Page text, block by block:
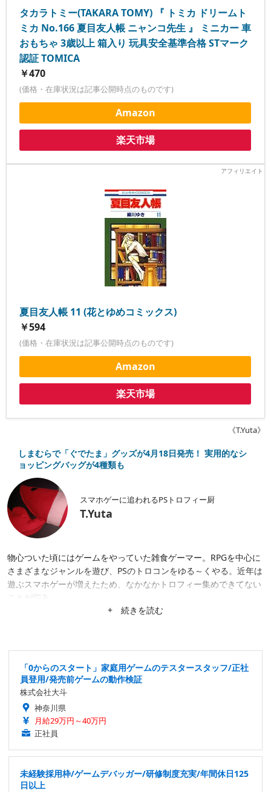
タカラトミー(TAKARA TOMY) 『 トミカ ドリームト
ミカ No.166 夏目友人帳 ニャンコ先生 』 ミニカー 車
おもちゃ 3歳以上 箱入り 玩具安全基準合格 STマーク
認証 TOMICA
￥470
(価格・在庫状況は記事公開時点のものです)
Amazon
楽天市場
夏目友人帳 11 (花とゆめコミックス)
￥594
(価格・在庫状況は記事公開時点のものです)
Amazon
楽天市場
《T.Yuta》
しまむらで「ぐでたま」グッズが4月18日発売！ 実用的なシ
ョッピングバッグが4種類も
スマホゲーに追われるPSトロフィー厨
T.Yuta
物心ついた頃にはゲームをやっていた雑食ゲーマー。RPGを中心に
さまざまなジャンルを遊び、PSのトロコンをゆる～くやる。近年は
遊ぶスマホゲーが増えたため、なかなかトロフィー集めできてない
ことが悩み。
+ 続きを読む
「0からのスタート」家庭用ゲームのテスタースタッフ/正社
員登用/発売前ゲームの動作検証
株式会社大斗
神奈川県
月給29万円～40万円
正社員
未経験採用枠/ゲームデバッガー/研修制度充実/年間休日125
日以上